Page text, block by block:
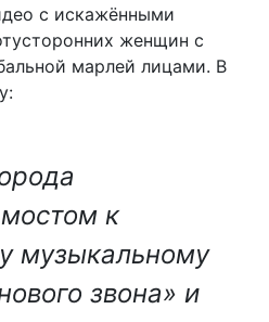
с искажёнными
женщин с
марлей лицами. В
к
музыкальному
звона» и